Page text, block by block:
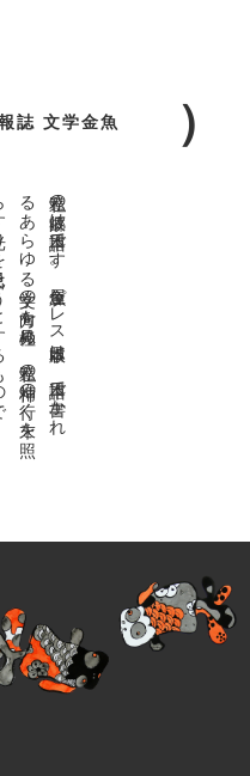
誌 文学金魚
私達の
故郷は
日本語で
す
。
金魚屋プ
レ
ス
日本版は
、
日本語で
書か
れ
る
あ
ら
ゆ
る
文学の
方向を
見極め
、
私達の
精神の
行く
末を
照
ら
す
光り
を
見出そ
う
と
す
る
も
の
で
す
。
金魚屋プ
レ
ス
日本版は
そ
の
光り
の
す
べ
て
を
広義の
文学と
呼び
ま
す